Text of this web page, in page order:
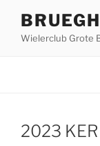
Wielerclub Grote
2023